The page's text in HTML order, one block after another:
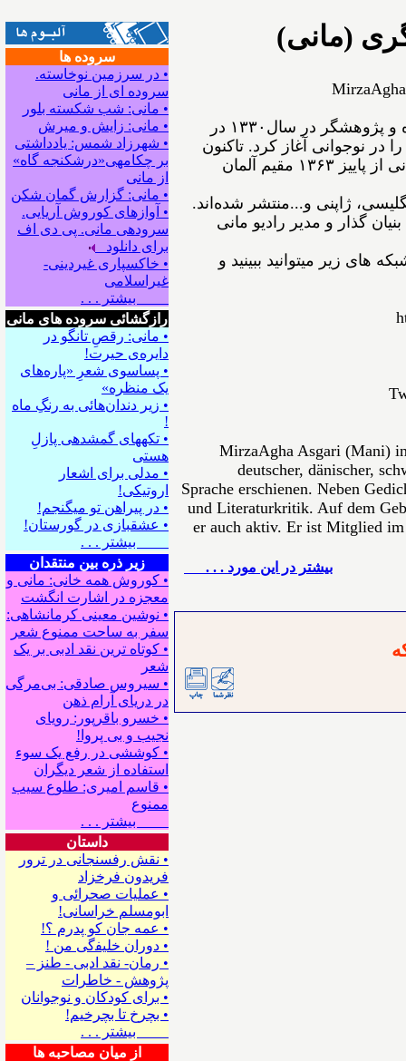
سروده ها
• در سرزمین نوخاسته.
سروده ای از مانی
• مانی: شب شکسته بلور
• مانی: زایش و میرش
• شهرزاد شمس: یادداشتی
بر چکامه‍ی«درشکنجه گاه»
از مانی
• مانی: گزارش گمان شکن
• آوازهای کوروش آریایی.
سروده‍ی مانی. پی دی اف
برای دانلود
• خاکسپاری غیردینی-
غیراسلامی
بیشتر . . .
رازگشائی سروده های مانی
• مانی: رقصِ تانگو در
دایره‌ی حیرت!
• پساسوی شعرِ «پاره‌های
یک منظره»
• زیر دندان‌هائی به رنگِ ماه
!
• تکه⁪های گمشده⁪ی پازلِ
هستی
• مدلی برای اشعار
اروتیکی!
• در پیراهن تو می⁪گنجم!
• عشقبازی در گورستان!
بیشتر . . .
زیر ذره بین منتقدان
• کوروش همه خانی: مانی و
معجزه در اشارت انگشت
• نوشین معینی کرمانشاهی:
سفر به ساحت ممنوع شعر
• کوتاه ترین نقد ادبی بر یک
شعر
• سیروس صادقی: بی‌مرگی
در دریای آرام ذهن
• خسرو باقرپور: ﺭوﻳﺎﻯ
ﻧﺠﻴﺐ ﻭ ﺑﻰ ﭘﺮﻭﺍ!
• کوششی در رفع یک سوء
استفاده از شعر دیگران
• قاسم امیری: طلوع سیب
ممنوع
بیشتر . . .
داستان
• نقش رفسنجانی در ترور
فریدون فرخزاد
• عملیات صحرائی و
ابومسلم خراسانی!
• ﻋﻤﻪ ﺟﺎﻥ ﻛﻮ ﭘﺪﺭﻡ ؟!
• ﺩﻭﺭﺍﻥ ﺧﻠﻴﻔگی ﻣﻦ !
• رمان- نقد ادبی - طنز –
پژوهش - خاطرات
• ﺑﺮﺍﻯ ﻛﻮﺩﻛﺎﻥ ﻭ ﻧﻮﺟﻮﺍﻧﺎﻥ
• بچرخ تا بچرخیم!
بیشتر . . .
از میان مصاحبه ها
(مانی)
MirzaAgha
ﻣﻴﺮﺯﺍﺁﻗﺎﻋﺴگرﻯ(ﻣﺎﻧﻰ) شاعر، نویسنده و پژوهشگر ﺩﺭ ﺳﺎﻝ۱۳۳۰ در
ﺩﺭ ﻧﻮﺟﻮﺍﻧﻰ ﺁﻏﺎﺯ ﻛﺮﺩ. ﺗﺎﻛﻨﻮﻥ
۵۴ ﺟﻠﺪ ﺍﺯ ﺁﺛﺎﺭﺵ ﺑﻪ ﭼﺎﭖ ﺭﺳﻴﺪه‌اﻧﺪ. مانی از ﭘﺎﻳﻴﺰ ۱۳۶۳ مقیم ﺁﻟﻤﺎﻥ
ژاپنی و...ﻣﻨﺘﺸﺮ ﺷﺪﻩ⁯اند.
گذار و مدیر رادیو مانی
های زیر میتوانید ببینید و
MirzaAgha Asgari (Mani)
deutscher, dänischer,
Sprache erschienen. Neben
und Literaturkritik. Auf dem
er auch aktiv. Er ist Mitglied
بيشتر در این مورد . . .